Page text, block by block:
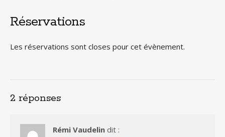
Réservations
Les réservations sont closes pour cet évènement.
2 réponses
Rémi Vaudelin dit :